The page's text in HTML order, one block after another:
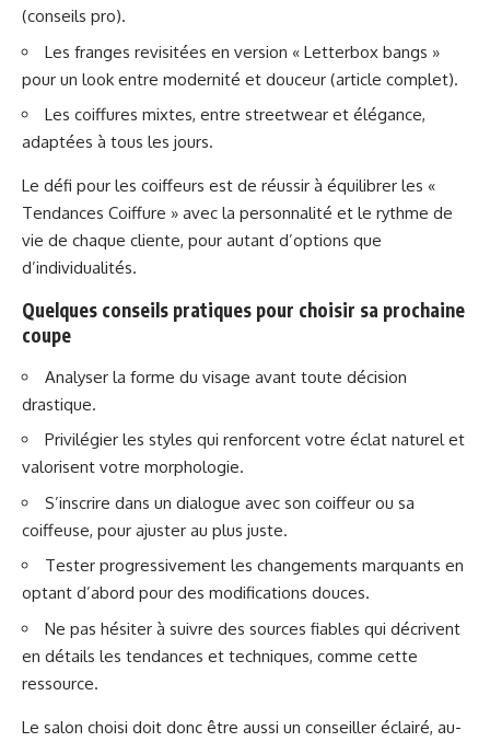
(conseils pro).
Les franges revisitées en version « Letterbox bangs »
pour un look entre modernité et douceur (article complet).
Les coiffures mixtes, entre streetwear et élégance,
adaptées à tous les jours.
Le défi pour les coiffeurs est de réussir à équilibrer les «
Tendances Coiffure » avec la personnalité et le rythme de
vie de chaque cliente, pour autant d’options que
d’individualités.
Quelques conseils pratiques pour choisir sa prochaine
coupe
Analyser la forme du visage avant toute décision
drastique.
Privilégier les styles qui renforcent votre éclat naturel et
valorisent votre morphologie.
S’inscrire dans un dialogue avec son coiffeur ou sa
coiffeuse, pour ajuster au plus juste.
Tester progressivement les changements marquants en
optant d’abord pour des modifications douces.
Ne pas hésiter à suivre des sources fiables qui décrivent
en détails les tendances et techniques, comme cette
ressource.
Le salon choisi doit donc être aussi un conseiller éclairé, au-